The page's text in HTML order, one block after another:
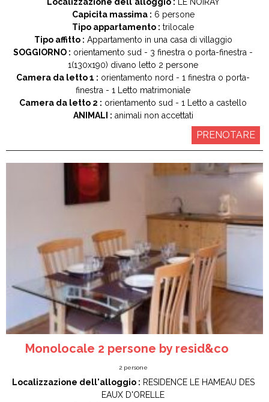
Capicita massima : 6 persone
Tipo appartamento : trilocale
Tipo affitto : Appartamento in una casa di villaggio
SOGGIORNO : orientamento sud 3 finestra o porta-finestra
1(130x190) divano letto 2 persone
Camera da letto 1 : orientamento nord 1 finestra o porta-
finestra
1
Letto matrimoniale
Camera da letto 2 : orientamento sud 1
Letto a castello
ANIMALI : animali non accettati
PRENOTARE
Monolocale 2 persone by resid&co
2 persone
Localizzazione dell'alloggio : RESIDENCE LE HAMEAU DES
EAUX D'ORELLE